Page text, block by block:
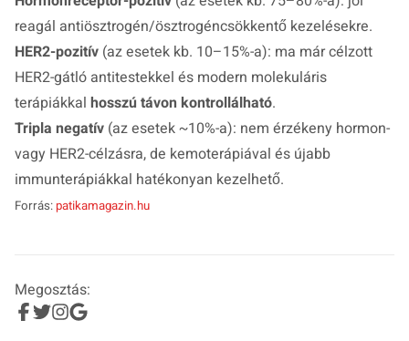
reagál antiösztrogén/ösztrogéncsökkentő kezelésekre.
HER2-pozitív (az esetek kb. 10–15%-a): ma már célzott
HER2-gátló antitestekkel és modern molekuláris
terápiákkal hosszú távon kontrollálható.
Tripla negatív (az esetek ~10%-a): nem érzékeny hormon-
vagy HER2-célzásra, de kemoterápiával és újabb
immunterápiákkal hatékonyan kezelhető.
Forrás: patikamagazin.hu
Megosztás: